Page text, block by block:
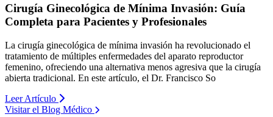
Cirugía Ginecológica de Mínima Invasión: Guía
Completa para Pacientes y Profesionales
La cirugía ginecológica de mínima invasión ha revolucionado el
tratamiento de múltiples enfermedades del aparato reproductor
femenino, ofreciendo una alternativa menos agresiva que la cirugía
abierta tradicional. En este artículo, el Dr. Francisco So
Leer Artículo
Visitar el Blog Médico